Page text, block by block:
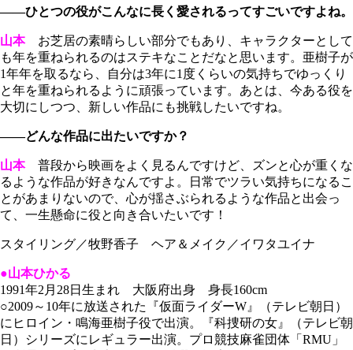
――ひとつの役がこんなに長く愛されるってすごいですよね。
山本お芝居の素晴らしい部分でもあり、キャラクターとして
も年を重ねられるのはステキなことだなと思います。亜樹子が
1年年を取るなら、自分は3年に1度くらいの気持ちでゆっくり
と年を重ねられるように頑張っています。あとは、今ある役を
大切にしつつ、新しい作品にも挑戦したいですね。
――どんな作品に出たいですか？
山本普段から映画をよく見るんですけど、ズンと心が重くな
るような作品が好きなんですよ。日常でツラい気持ちになるこ
とがあまりないので、心が揺さぶられるような作品と出会っ
て、一生懸命に役と向き合いたいです！
スタイリング／牧野香子 ヘア＆メイク／イワタユイナ
●山本ひかる
1991年2月28日生まれ 大阪府出身 身長160cm
○2009～10年に放送された『仮面ライダーW』（テレビ朝日）
にヒロイン・鳴海亜樹子役で出演。『科捜研の女』（テレビ朝
日）シリーズにレギュラー出演。プロ競技麻雀団体「RMU」